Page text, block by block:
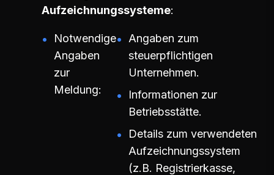
Aufzeichnungssysteme
Notwendige
Angaben
zur
Meldung:
Angaben zum
steuerpflichtigen
Unternehmen.
Informationen zur
Betriebsstätte.
Details zum verwendeten
Aufzeichnungssystem
(z.B. Registrierkasse,